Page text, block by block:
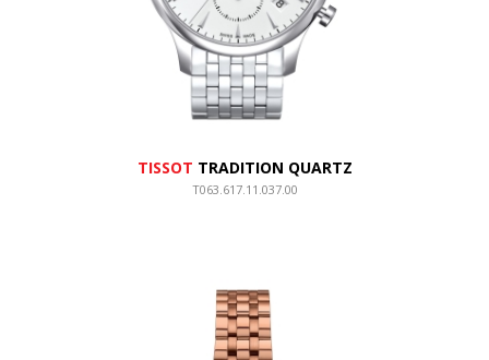
TISSOT TRADITION QUARTZ
T063.617.11.037.00